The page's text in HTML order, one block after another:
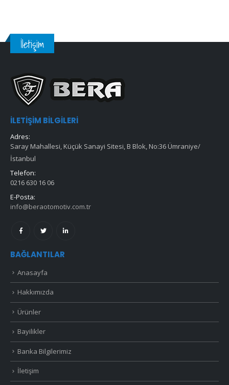
İletişim
İLETIŞIM BILGILERI
Adres:
Saray Mahallesi, Küçük Sanayi Sitesi, B Blok, No:36 Ümraniye/
İstanbul
Telefon:
0216 630 16 06
E-Posta:
info@beraotomotiv.com.tr
BAĞLANTILAR
Anasayfa
Hakkımızda
Ürünler
Bayilikler
Banka Bilgilerimiz
İletişim